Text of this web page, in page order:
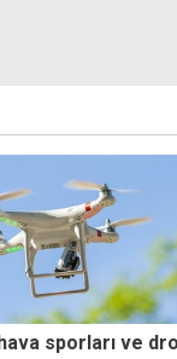
durağanlık